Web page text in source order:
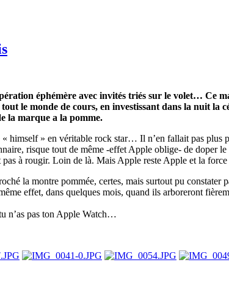
éphémère avec invités triés sur le volet… Ce
le monde de cours, en investissant dans la nuit la
la marque a la pomme.
himself » en véritable rock star… Il n’en fallait pas plus
risque tout de même -effet Apple oblige- de doper
à rougir. Loin de là. Mais Apple reste Apple et la
la montre pommée, certes, mais surtout pu constater
effet, dans quelques mois, quand ils arboreront
n’as pas ton Apple Watch…